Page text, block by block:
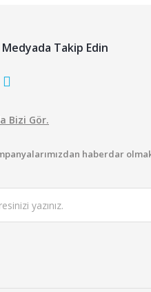
Medyada Takip Edin
Bizi Gör.
haberdar